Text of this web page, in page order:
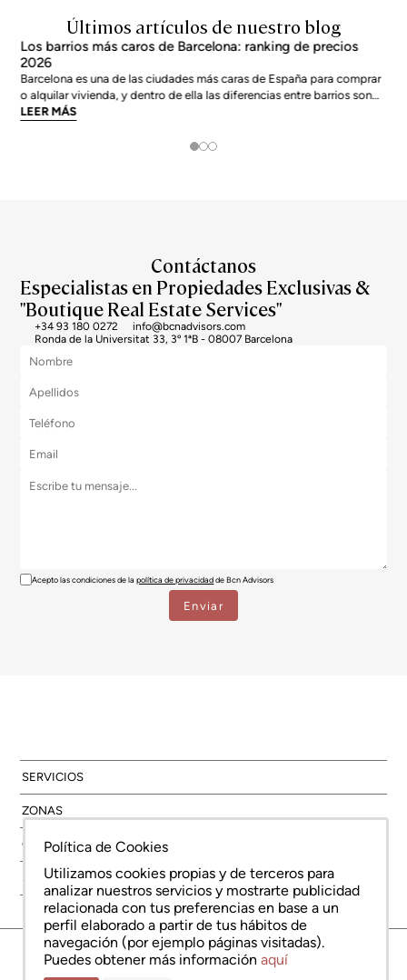
Últimos artículos de nuestro blog
Los barrios más caros de Barcelona: ranking de precios
2026
Barcelona es una de las ciudades más caras de España para comprar
o alquilar vivienda, y dentro de ella las diferencias entre barrios son
enormes. El precio medio de la ciudad se sitúa en torno a los 5.269
LEER MÁS
Contáctanos
Especialistas en Propiedades Exclusivas &
"Boutique Real Estate Services"
+34 93 180 0272
info@bcnadvisors.com
Ronda de la Universitat 33, 3º 1ªB - 08007 Barcelona
Acepto las condiciones de lapolítica de privacidadde Bcn Advisors
SERVICIOS
ZONAS
OBRA NUEVA
SOBRE NOSOTROS
© Copyright Bcn Advisors 2026
aiCat 2736 Nota legal Política de cookies Política de protección de datos
Política de Cookies
Utilizamos cookies propias y de terceros para
analizar nuestros servicios y mostrarte publicidad
relacionada con tus preferencias en base a un
perfil elaborado a partir de tus hábitos de
navegación (por ejemplo páginas visitadas).
Puedes obtener más información aquí